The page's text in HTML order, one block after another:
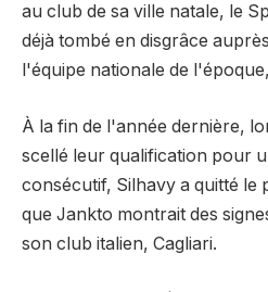
au club de sa ville natale, le
déjà tombé en disgrâce
l'équipe nationale de
À la fin de l'année dernière,
scellé leur qualification pour
consécutif, Silhavy a quitté le
que Jankto montrait des
son club italien, Cagliari.